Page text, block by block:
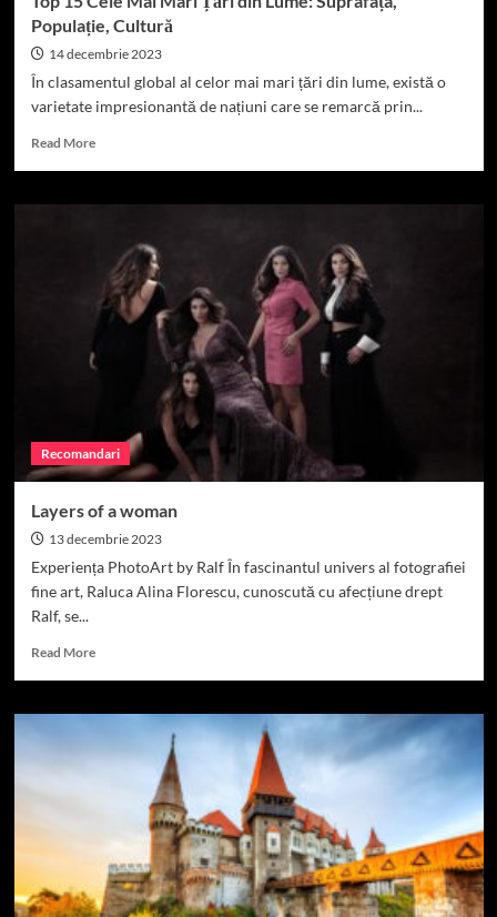
Populație, Cultură
14 decembrie 2023
În clasamentul global al celor mai mari țări din lume, există o
varietate impresionantă de națiuni care se remarcă prin...
Read MoreRead
Top
Mai
Mari
Țări
Lume:
Suprafața,
Recomandari
Layers of a woman
13 decembrie 2023
Experiența PhotoArt by Ralf În fascinantul univers al fotografiei
fine art, Raluca Alina Florescu, cunoscută cu afecțiune drept
Ralf, se...
Read MoreRead
Layers
a